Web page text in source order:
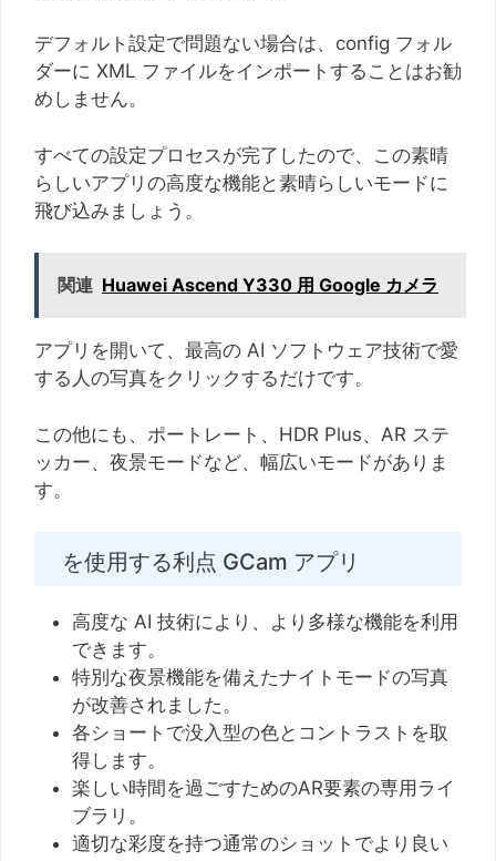
デフォルト設定で問題ない場合は、config フォル
ダーに XML ファイルをインポートすることはお勧
めしません。
すべての設定プロセスが完了したので、この素晴
らしいアプリの高度な機能と素晴らしいモードに
飛び込みましょう。
関連 Huawei Ascend Y330 用 Google カメラ
アプリを開いて、最高の AI ソフトウェア技術で愛
する人の写真をクリックするだけです。
この他にも、ポートレート、HDR Plus、AR ステ
ッカー、夜景モードなど、幅広いモードがありま
す。
を使用する利点 GCam アプリ
高度な AI 技術により、より多様な機能を利用
できます。
特別な夜景機能を備えたナイトモードの写真
が改善されました。
各ショートで没入型の色とコントラストを取
得します。
楽しい時間を過ごすためのAR要素の専用ライ
ブラリ。
適切な彩度を持つ通常のショットでより良い